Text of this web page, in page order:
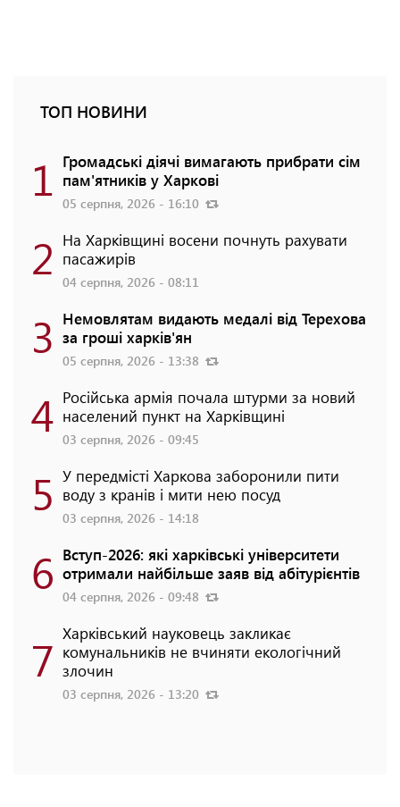
ТОП НОВИНИ
1 Громадські діячі вимагають прибрати сім
пам'ятників у Харкові
05 серпня, 2026 - 16:10
2 На Харківщині восени почнуть рахувати
пасажирів
04 серпня, 2026 - 08:11
3 Немовлятам видають медалі від Терехова
за гроші харків'ян
05 серпня, 2026 - 13:38
4 Російська армія почала штурми за новий
населений пункт на Харківщині
03 серпня, 2026 - 09:45
5 У передмісті Харкова заборонили пити
воду з кранів і мити нею посуд
03 серпня, 2026 - 14:18
6 Вступ-2026: які харківські університети
отримали найбільше заяв від абітурієнтів
04 серпня, 2026 - 09:48
7 Харківський науковець закликає
комунальників не вчиняти екологічний
злочин
03 серпня, 2026 - 13:20